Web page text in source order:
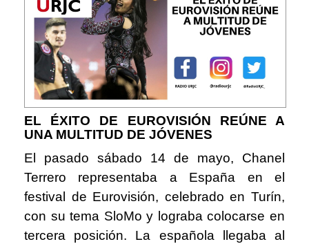
EL ÉXITO DE EUROVISIÓN REÚNE A
UNA MULTITUD DE JÓVENES
El pasado sábado 14 de mayo, Chanel
Terrero representaba a España en el
festival de Eurovisión, celebrado en Turín,
con su tema SloMo y lograba colocarse en
tercera posición. La española llegaba al